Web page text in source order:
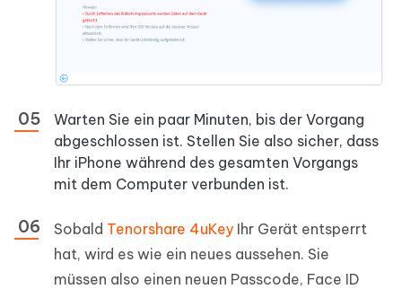
Warten Sie ein paar Minuten, bis der Vorgang
abgeschlossen ist. Stellen Sie also sicher, dass
Ihr iPhone während des gesamten Vorgangs
mit dem Computer verbunden ist.
Sobald Tenorshare 4uKey Ihr Gerät entsperrt
hat, wird es wie ein neues aussehen. Sie
müssen also einen neuen Passcode, Face ID